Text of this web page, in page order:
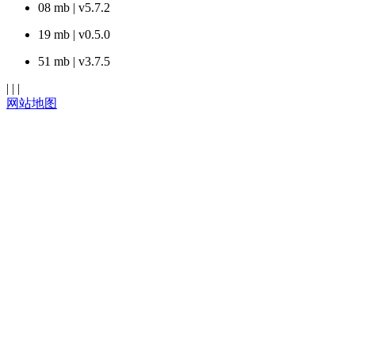
08 mb | v5.7.2
19 mb | v0.5.0
51 mb | v3.7.5
| | |
网站地图